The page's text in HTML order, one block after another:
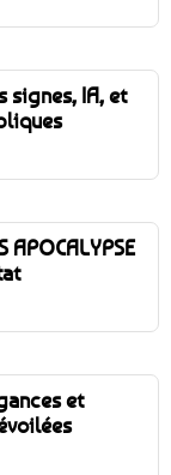
signes, IA, et
et